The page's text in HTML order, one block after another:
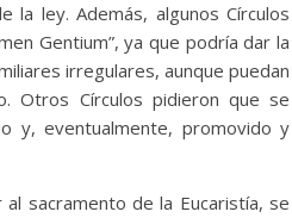
ley. Además, algunos Círculos
Gentium”, ya que podría dar la
irregulares, aunque puedan
Otros Círculos pidieron que se
y, eventualmente, promovido y
sacramento de la Eucaristía, se